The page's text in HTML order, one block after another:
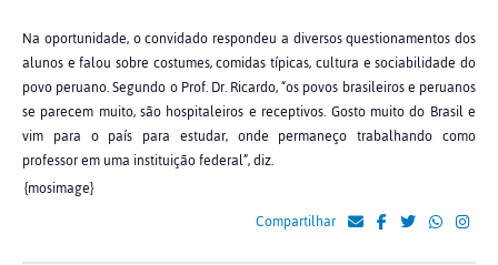
Na oportunidade, o convidado respondeu a diversos questionamentos dos
alunos e falou sobre costumes, comidas típicas, cultura e sociabilidade do
povo peruano. Segundo o Prof. Dr. Ricardo, “os povos brasileiros e peruanos
se parecem muito, são hospitaleiros e receptivos. Gosto muito do Brasil e
vim para o país para estudar, onde permaneço trabalhando como
professor em uma instituição federal”, diz.
{mosimage}
Compartilhar